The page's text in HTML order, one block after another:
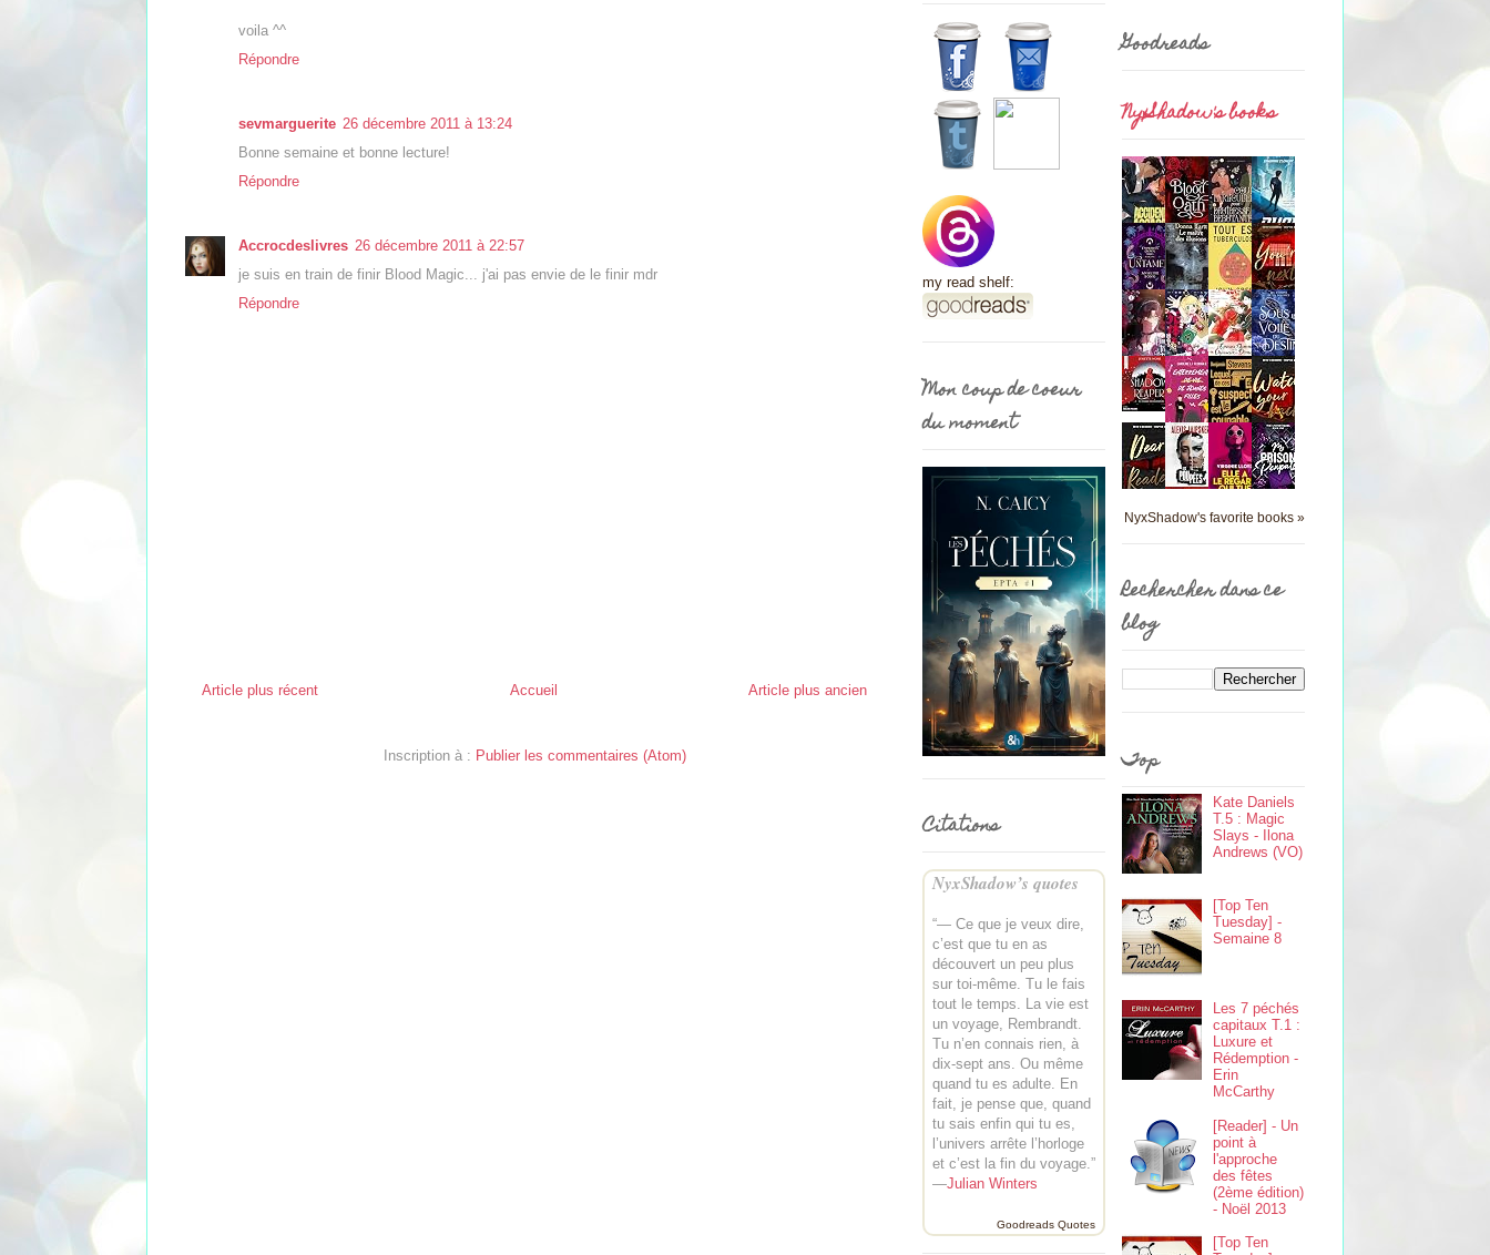
voila ^^
Répondre
sevmarguerite 26 décembre 2011 à 13:24
Bonne semaine et bonne lecture!
Répondre
Accrocdeslivres 26 décembre 2011 à 22:57
je suis en train de finir Blood Magic... j'ai pas envie de le finir mdr
Répondre
Article plus récent Article plus ancien
Accueil
Inscription à : Publier les commentaires (Atom)
my read shelf:
Mon coup de coeur
du moment
Citations
NyxShadow’s quotes
“— Ce que je veux dire,
c’est que tu en as
découvert un peu plus
sur toi-même. Tu le fais
tout le temps. La vie est
un voyage, Rembrandt.
Tu n’en connais rien, à
dix-sept ans. Ou même
quand tu es adulte. En
fait, je pense que, quand
tu sais enfin qui tu es,
l’univers arrête l’horloge
et c’est la fin du voyage.”
—Julian Winters
Goodreads Quotes
Goodreads
NyxShadow's books
NyxShadow's favorite books »
Rechercher dans ce
blog
Top
Kate Daniels
T.5 : Magic
Slays - Ilona
Andrews (VO)
[Top Ten
Tuesday] -
Semaine 8
Les 7 péchés
capitaux T.1 :
Luxure et
Rédemption -
Erin
McCarthy
[Reader] - Un
point à
l'approche
des fêtes
(2ème édition)
- Noël 2013
[Top Ten